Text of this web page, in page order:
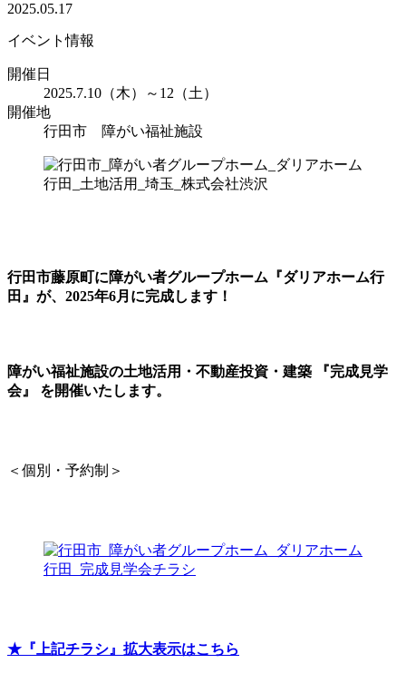
2025.05.17
イベント情報
開催日
2025.7.10（木）～12（土）
開催地
行田市 障がい福祉施設
行田市藤原町に障がい者グループホーム『ダリアホーム行
田』が、2025年6月に完成します！
障がい福祉施設の土地活用・不動産投資・建築 『完成見学
会』 を開催いたします。
＜個別・予約制＞
★『上記チラシ』拡大表示はこちら